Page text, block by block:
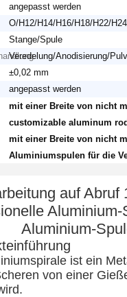
angepasst werden
O/H12/H14/H16/H18/H22/
Stange/Spule
Veredelung/Anodisierung/
±0,02 mm
angepasst werden
mit einer Breite von nicht
customizable aluminum
mit einer Breite von nicht
Aluminiumspulen für die
auf Abruf
Aluminium-
ist ein
von einer